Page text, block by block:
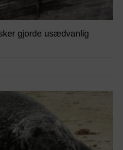
gjorde usædvanlig